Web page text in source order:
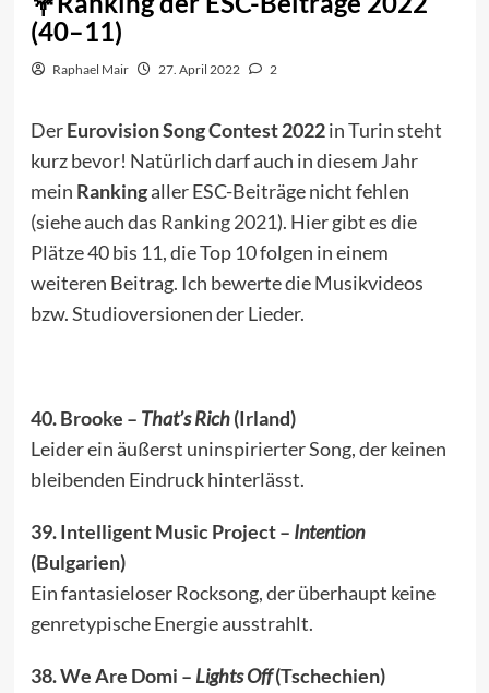
(40–11)
Raphael Mair 27. April 2022 2
DerEurovision Song Contest 2022in Turin steht
kurz bevor! Natürlich darf auch in diesem Jahr
mein Rankingaller ESC-Beiträge nicht fehlen
(siehe auch das Ranking 2021). Hier gibt es die
Plätze 40 bis 11, die Top 10 folgen in einem
weiteren Beitrag. Ich bewerte die Musikvideos
bzw. Studioversionen der Lieder.
40. Brooke – That’s Rich(Irland)
Leider ein äußerst uninspirierter Song, der keinen
bleibenden Eindruck hinterlässt.
39. Intelligent Music Project – Intention
(Bulgarien)
Ein fantasieloser Rocksong, der überhaupt keine
genretypische Energie ausstrahlt.
38. We Are Domi – Lights Off(Tschechien)